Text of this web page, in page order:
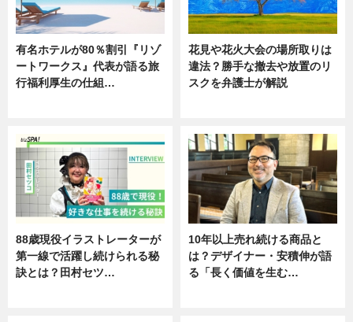
有名ホテルが80％割引『リゾ
ートワークス』代表が語る旅
行福利厚生の仕組…
花見や花火大会の場所取りは
違法？勝手な撤去や放置のリ
スクを弁護士が解説
88歳現役イラストレーターが
第一線で活躍し続けられる秘
訣とは？田村セツ…
10年以上売れ続ける商品と
は？デザイナー・安積伸が語
る「長く価値を生む…